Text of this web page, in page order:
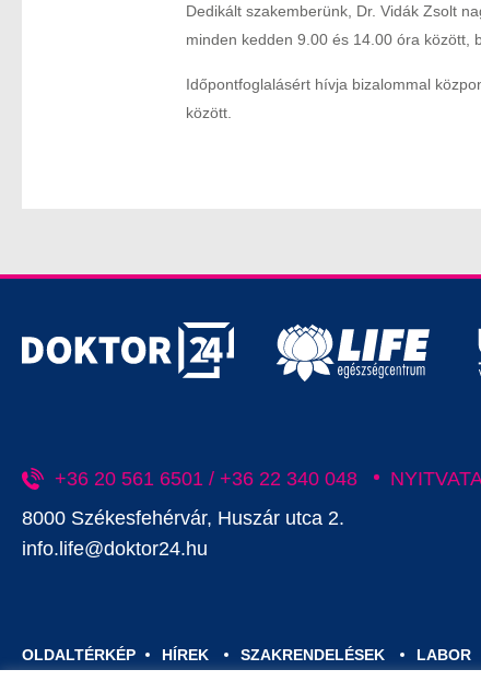
Dedikált szakemberünk, Dr. Vidák Zsolt
minden kedden 9.00 és 14.00 óra között,
Időpontfoglalásért hívja bizalommal
között.
+36 20 561 6501 / +36 22 340 048
8000 Székesfehérvár, Huszár utca 2.
info.life@doktor24.hu
OLDALTÉRKÉP HÍREK SZAKRENDELÉSEK LABOR